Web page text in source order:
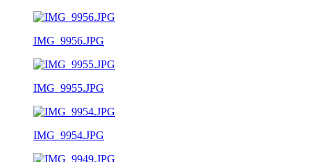
IMG_9956.JPG
IMG_9955.JPG
IMG_9954.JPG